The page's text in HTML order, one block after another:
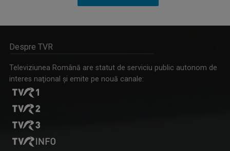
IA ȘI CITEȘTE
Rubrică prin care scriitorii ne provoacă să ...
HORIA GUMENI
Prezintă emisiunea de folclor „Cântec și ...
Despre TVR
Televiziunea Română are statut de serviciu public autonom de
interes naţional şi emite pe nouă canale: